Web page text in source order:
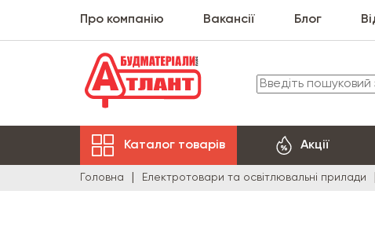
Про компанію Вакансії Блог
Каталог товарів Акції
Головна Електротовари та освітлювальні прилади